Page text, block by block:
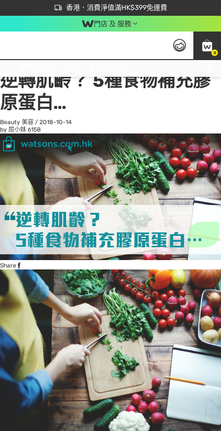
香港．消費淨值滿HK$399免運費
立即成為易賞錢會員盡享獨家優惠
首次APP下單買滿$450 輸入 NEWAPP 即減$50
門店 及 服務
0
All
逆轉肌齡？ 5種食物補充膠
原蛋白…
Beauty 美容 / 2018-10-14
by 屈小妹 6158
Share